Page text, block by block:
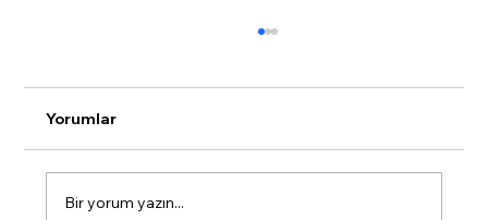
Yorumlar
Bir yorum yazın...